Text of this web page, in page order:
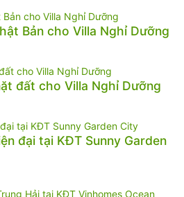
Bản cho Villa Nghỉ Dưỡng
đất cho Villa Nghỉ Dưỡng
đại tại KĐT Sunny Garden